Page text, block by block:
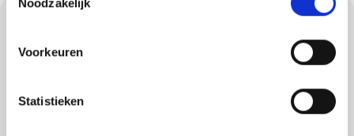
Noodzakelijk
Voorkeuren
Statistieken
Onze overburen brouwen de meest fantastische bieren en daarom
zijn we een samenwerking aangegaan. Want wat combineert nou
Tijdens de avond gaan we 5 gangen barbecueën (met
tussengerechten). Alle gangen worden bereid met bier en